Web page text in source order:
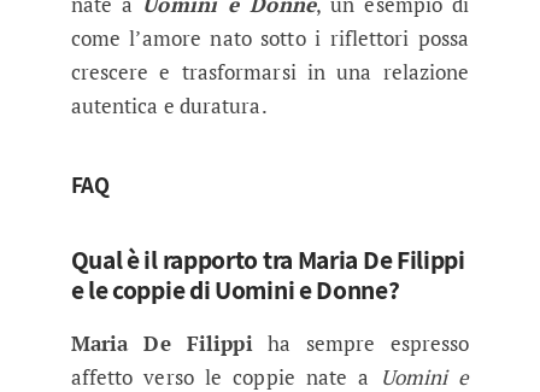
come l’amore nato sotto i riflettori possa
crescere e trasformarsi in una relazione
autentica e duratura.
FAQ
Qual è il rapporto tra Maria De Filippi
e le coppie di Uomini e Donne?
Maria De Filippiha sempre espresso
affetto verso le coppie nate a Uomini e